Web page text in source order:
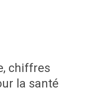
chiffres
la santé